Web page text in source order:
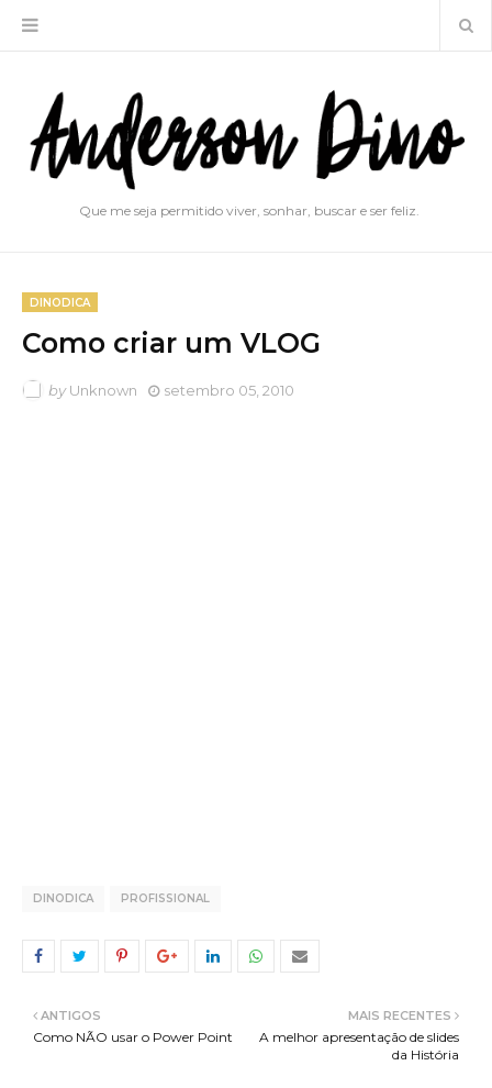
Que me seja permitido viver, sonhar, buscar e ser feliz.
DINODICA
Como criar um VLOG
by Unknown setembro 05, 2010
DINODICA PROFISSIONAL
MAIS RECENTES
A melhor apresentação de slides
da História
ANTIGOS
Como NÃO usar o Power Point